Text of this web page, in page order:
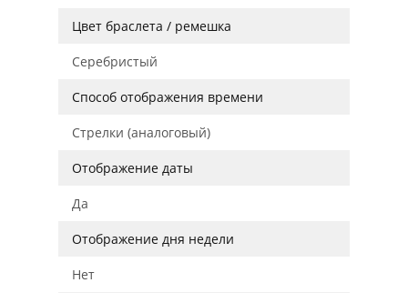
Цвет браслета / ремешка
Серебристый
Способ отображения времени
Стрелки (аналоговый)
Отображение даты
Да
Отображение дня недели
Нет